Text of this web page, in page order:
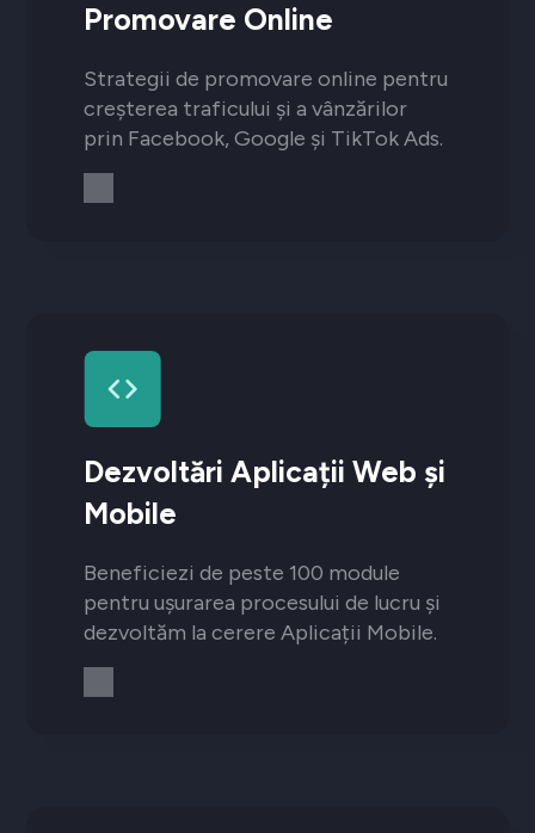
Promovare Online
Strategii de promovare online pentru
creșterea traficului și a vânzărilor
prin Facebook, Google și TikTok Ads.
Dezvoltări Aplicații Web și
Mobile
Beneficiezi de peste 100 module
pentru ușurarea procesului de lucru și
dezvoltăm la cerere Aplicații Mobile.